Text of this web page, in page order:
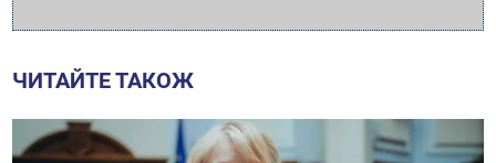
ЧИТАЙТЕ ТАКОЖ